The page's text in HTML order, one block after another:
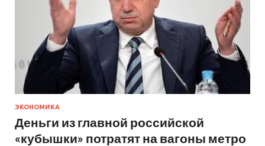
ЭКОНОМИКА
Деньги из главной российской
«кубышки» потратят на вагоны метро